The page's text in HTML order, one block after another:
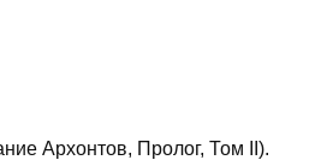
Архонтов, Пролог, Том II).